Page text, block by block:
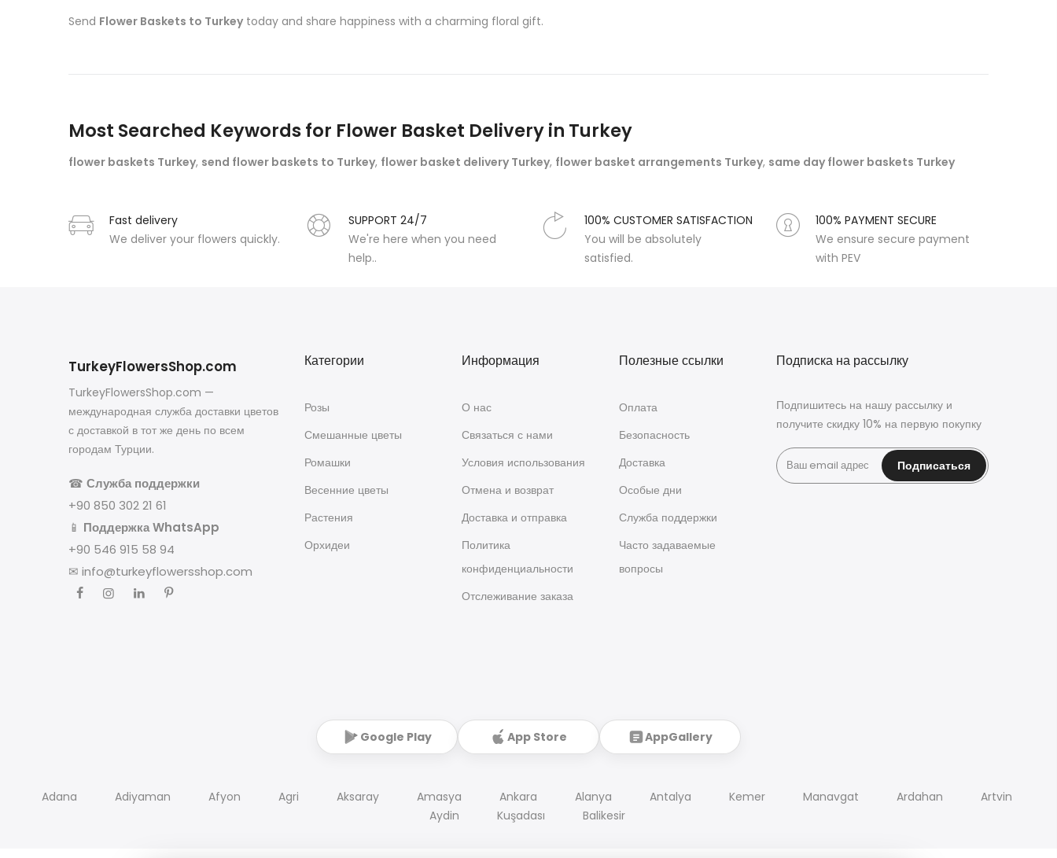
Send Flower Baskets to Turkey today and share happiness with a charming floral gift.
Most Searched Keywords for Flower Basket Delivery in Turkey
flower baskets Turkey, send flower baskets to Turkey, flower basket delivery Turkey, flower basket arrangements Turkey, same day flower baskets Turkey
Fast delivery
We deliver your flowers quickly.
SUPPORT 24/7
We're here when you need
help..
100% CUSTOMER SATISFACTION
You will be absolutely
satisfied.
100% PAYMENT SECURE
We ensure secure payment
with PEV
TurkeyFlowersShop.com
TurkeyFlowersShop.com —
международная служба доставки цветов
с доставкой в тот же день по всем
городам Турции.
☎ Служба поддержки
+90 850 302 21 61
📱 Поддержка WhatsApp
+90 546 915 58 94
✉ info@turkeyflowersshop.com
Категории
Розы
Смешанные цветы
Ромашки
Весенние цветы
Растения
Орхидеи
Информация
О нас
Связаться с нами
Условия использования
Отмена и возврат
Доставка и отправка
Политика
конфиденциальности
Отслеживание заказа
Полезные ссылки
Оплата
Безопасность
Доставка
Особые дни
Служба поддержки
Часто задаваемые
вопросы
Подписка на рассылку
Подпишитесь на нашу рассылку и
получите скидку 10% на первую покупку
Подписаться
Google Play App Store AppGallery
Adana Adiyaman Afyon Agri Aksaray Amasya Ankara Alanya Antalya Kemer Manavgat Ardahan
Artvin
Aydin
Kuşadası Balikesir